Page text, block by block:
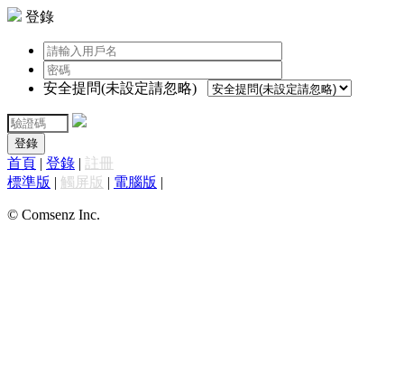
登錄
安全提問(未設定請忽略)
登錄
首頁 | 登錄 | 註冊
標準版 | 觸屏版 | 電腦版 |
© Comsenz Inc.